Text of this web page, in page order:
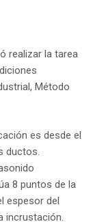
realizar la tarea
Método
es desde el
ductos.
8 puntos de la
espesor del
incrustación.